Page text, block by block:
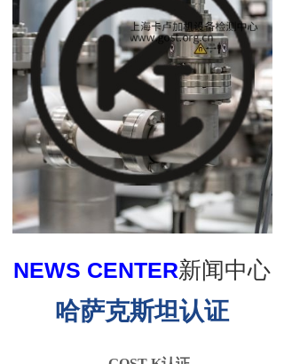
NEWS CENTER新闻中心
哈萨克斯坦认证